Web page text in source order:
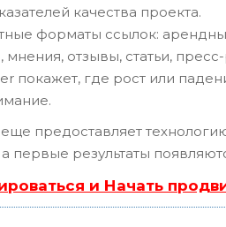
качества проекта.
форматы ссылок:
мнения, отзывы, статьи,
покажет, где рост или
предоставляет
а первые результаты
и Начать